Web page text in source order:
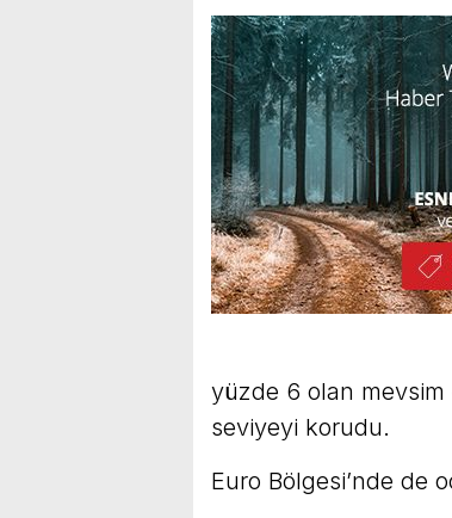
yüzde 6 olan mevsim
seviyeyi korudu.
Euro Bölgesi’nde de